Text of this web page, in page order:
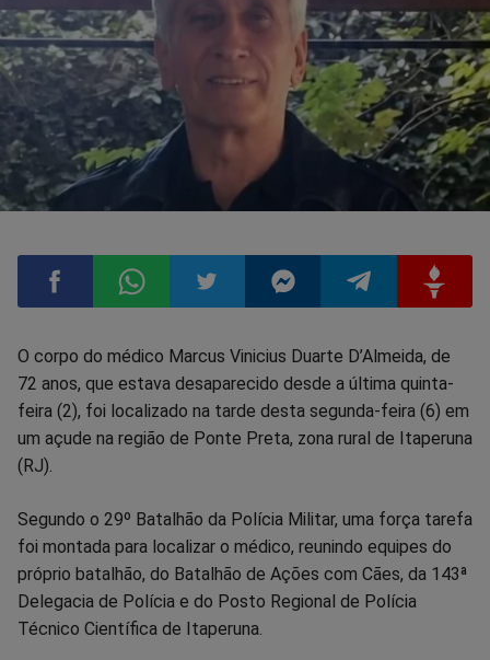
Compartilhar
no
Facebook
Compartilhar
no
Compartilhar
no
Compartilhar
no
Compartilhar
no
no
O corpo do médico Marcus Vinicius Duarte D’Almeida, de
72 anos, que estava desaparecido desde a última quinta-
feira (2), foi localizado na tarde desta segunda-feira (6) em
um açude na região de Ponte Preta, zona rural de Itaperuna
(RJ).
Segundo o 29º Batalhão da Polícia Militar, uma força tarefa
foi montada para localizar o médico, reunindo equipes do
próprio batalhão, do Batalhão de Ações com Cães, da 143ª
Delegacia de Polícia e do Posto Regional de Polícia
Técnico Científica de Itaperuna.